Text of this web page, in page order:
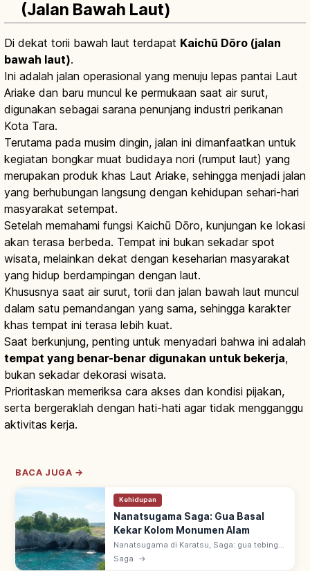
(Jalan Bawah Laut)
Di dekat torii bawah laut terdapat Kaichū Dōro (jalan
bawah laut).
Ini adalah jalan operasional yang menuju lepas pantai Laut
Ariake dan baru muncul ke permukaan saat air surut,
digunakan sebagai sarana penunjang industri perikanan
Kota Tara.
Terutama pada musim dingin, jalan ini dimanfaatkan untuk
kegiatan bongkar muat budidaya nori (rumput laut) yang
merupakan produk khas Laut Ariake, sehingga menjadi jalan
yang berhubungan langsung dengan kehidupan sehari-hari
masyarakat setempat.
Setelah memahami fungsi Kaichū Dōro, kunjungan ke lokasi
akan terasa berbeda. Tempat ini bukan sekadar spot
wisata, melainkan dekat dengan keseharian masyarakat
yang hidup berdampingan dengan laut.
Khususnya saat air surut, torii dan jalan bawah laut muncul
dalam satu pemandangan yang sama, sehingga karakter
khas tempat ini terasa lebih kuat.
Saat berkunjung, penting untuk menyadari bahwa ini adalah
tempat yang benar-benar digunakan untuk bekerja,
bukan sekadar dekorasi wisata.
Prioritaskan memeriksa cara akses dan kondisi pijakan,
serta bergeraklah dengan hati-hati agar tidak mengganggu
aktivitas kerja.
BACA JUGA →
Kehidupan
Nanatsugama Saga: Gua Basal
Kekar Kolom Monumen Alam
Nanatsugama di Karatsu, Saga: gua tebing
basal yang dihantam ombak Genkai-nada,
Monumen Alam Nasional. 7 'tungku' kekar
Saga →